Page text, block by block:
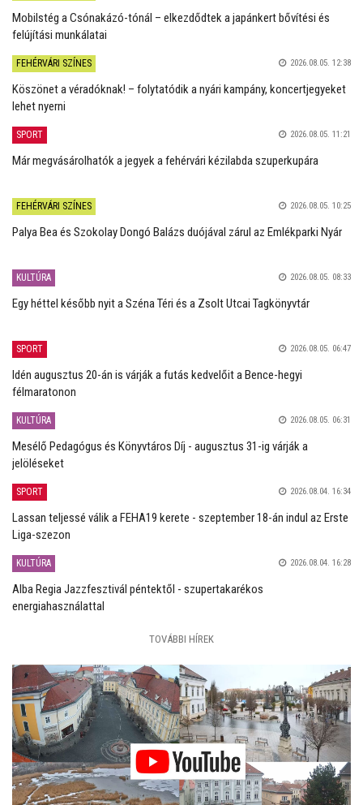
Mobilstég a Csónakázó-tónál – elkezdődtek a japánkert bővítési és
felújítási munkálatai
FEHÉRVÁRI SZÍNES 2026.08.05. 12:38
Köszönet a véradóknak! – folytatódik a nyári kampány, koncertjegyeket
lehet nyerni
SPORT 2026.08.05. 11:21
Már megvásárolhatók a jegyek a fehérvári kézilabda szuperkupára
FEHÉRVÁRI SZÍNES 2026.08.05. 10:25
Palya Bea és Szokolay Dongó Balázs duójával zárul az Emlékparki Nyár
KULTÚRA 2026.08.05. 08:33
Egy héttel később nyit a Széna Téri és a Zsolt Utcai Tagkönyvtár
SPORT 2026.08.05. 06:47
Idén augusztus 20-án is várják a futás kedvelőit a Bence-hegyi
félmaratonon
KULTÚRA 2026.08.05. 06:31
Mesélő Pedagógus és Könyvtáros Díj - augusztus 31-ig várják a
jelöléseket
SPORT 2026.08.04. 16:34
Lassan teljessé válik a FEHA19 kerete - szeptember 18-án indul az Erste
Liga-szezon
KULTÚRA 2026.08.04. 16:28
Alba Regia Jazzfesztivál péntektől - szupertakarékos
energiahasználattal
TOVÁBBI HÍREK